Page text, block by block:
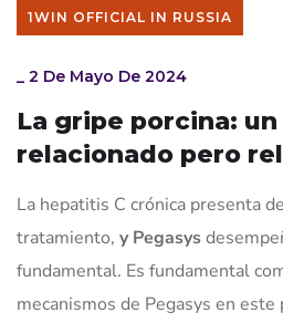
1WIN OFFICIAL IN RUSSIA
_ 2 De Mayo De 2024
La gripe porcina:
relacionado pero
La hepatitis C crónica presenta
tratamiento, y Pegasys
fundamental. Es fundamental
mecanismos de Pegasys en